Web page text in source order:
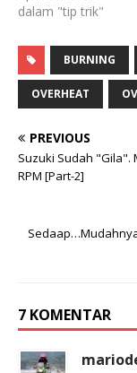
dalam "tip trik"
BURNING
OVERHEAT
PREVIOUS
Suzuki Sudah "Gila".
RPM [Part-2]
7 KOMENTAR